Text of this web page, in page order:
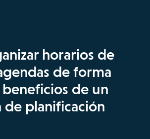
horarios de
de forma
beneficios de un
de planificación